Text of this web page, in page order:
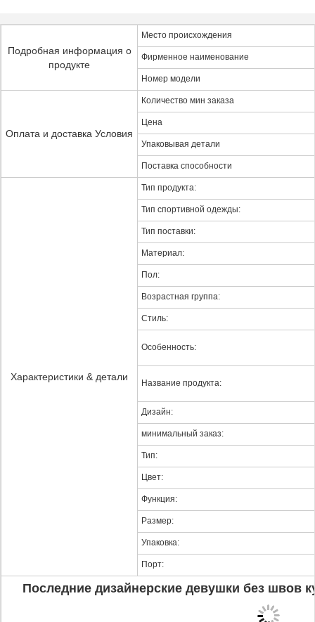
Подробная информация о
продукте
Место происхождения
Фирменное наименование
Номер модели
Оплата и доставка Условия
Количество мин заказа
Цена
Упаковывая детали
Поставка способности
Характеристики & детали
Тип продукта:
Тип спортивной одежды:
Тип поставки:
Материал:
Пол:
Возрастная группа:
Стиль:
Особенность:
Название продукта:
Дизайн:
минимальный заказ:
Тип:
Цвет:
Функция:
Размер:
Упаковка:
Порт:
Последние дизайнерские девушки без швов